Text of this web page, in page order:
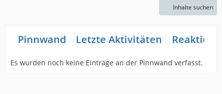
Inhalte suchen
Pinnwand Letzte Aktivitäten
Es wurden noch keine Einträge an der Pinnwand verfasst.